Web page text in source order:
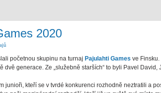
2020
početnou skupinu na turnaj Pajulahti Games ve Finsku.
dvě generace. Ze „služebně starších“ to byli Pavel
junioři, kteří se v tvrdé konkurenci rozhodně neztratili a